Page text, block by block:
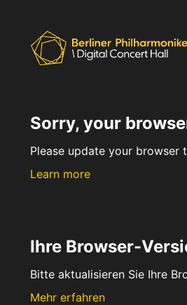
Sorry, your
Please update your
Learn more
Ihre Browser-
Bitte aktualisieren Sie Ihre
Mehr erfahren